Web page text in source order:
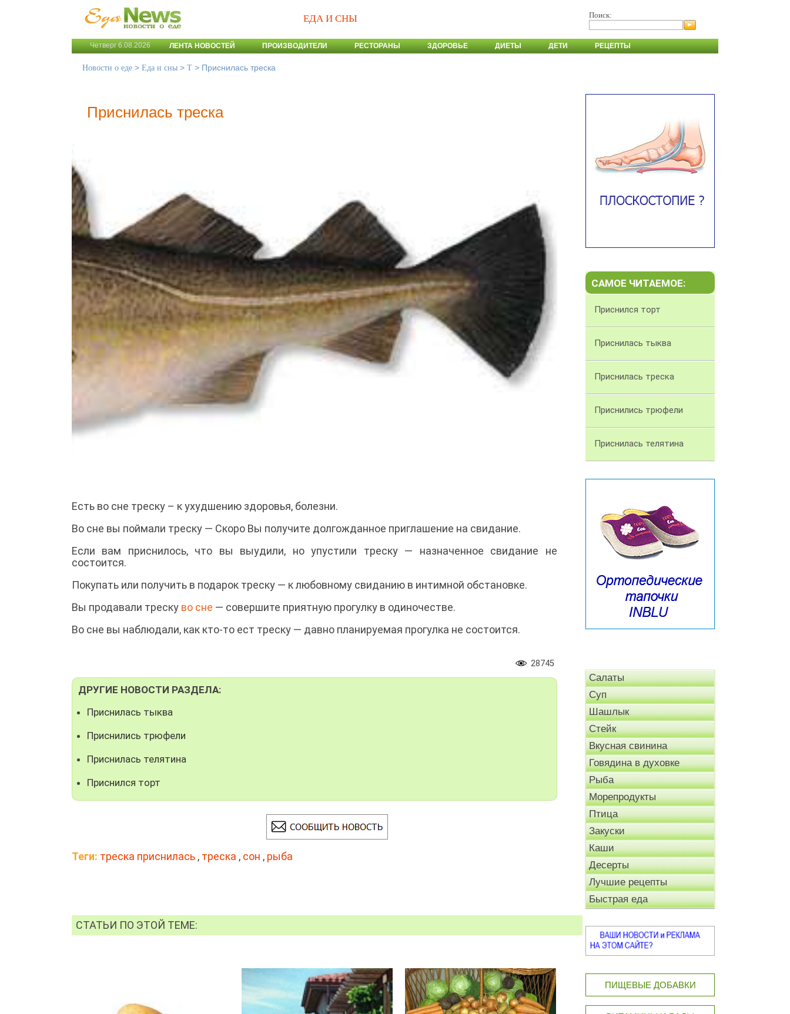
ЕДА И СНЫ Поиск:
Четверг 6.08.2026 ЛЕНТА НОВОСТЕЙ ПРОИЗВОДИТЕЛИ РЕСТОРАНЫ ЗДОРОВЬЕ ДИЕТЫ ДЕТИ РЕЦЕПТЫ
Новости о еде > Еда и сны > Т > Приснилась треска
Приснилась треска
Есть во сне треску – к ухудшению здоровья, болезни.
Во сне вы поймали треску — Скоро Вы получите долгожданное приглашение на свидание.
Если вам приснилось, что вы выудили, но упустили треску — назначенное свидание не
состоится.
Покупать или получить в подарок треску — к любовному свиданию в интимной обстановке.
Вы продавали треску во сне — совершите приятную прогулку в одиночестве.
Во сне вы наблюдали, как кто-то ест треску — давно планируемая прогулка не состоится.
28745
ДРУГИЕ НОВОСТИ РАЗДЕЛА:
Приснилась тыква
Приснились трюфели
Приснилась телятина
Приснился торт
Теги: треска приснилась , треска , сон , рыба
СТАТЬИ ПО ЭТОЙ ТЕМЕ:
САМОЕ ЧИТАЕМОЕ:
Приснился торт
Приснилась тыква
Приснилась треска
Приснились трюфели
Приснилась телятина
Салаты
Суп
Шашлык
Стейк
Вкусная свинина
Говядина в духовке
Рыба
Морепродукты
Птица
Закуски
Каши
Десерты
Лучшие рецепты
Быстрая еда
ПИЩЕВЫЕ ДОБАВКИ